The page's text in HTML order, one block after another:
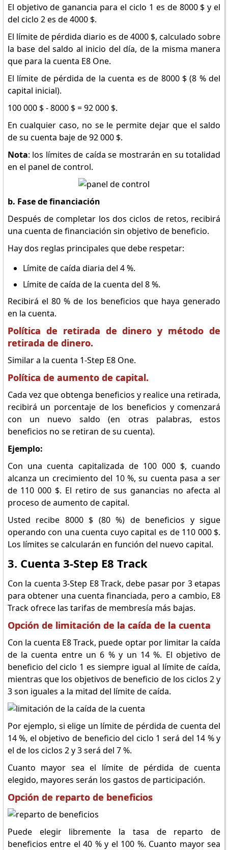
El objetivo de ganancia para el ciclo 1 es de 8000 $ y el
del ciclo 2 es de 4000 $.
El límite de pérdida diario es de 4000 $, calculado sobre
la base del saldo al inicio del día, de la misma manera
que para la cuenta E8 One.
El límite de pérdida de la cuenta es de 8000 $ (8 % del
capital inicial).
100 000 $ - 8000 $ = 92 000 $.
En cualquier caso, no se le permite dejar que el saldo
de su cuenta baje de 92 000 $.
Nota: los límites de caída se mostrarán en su totalidad
en el panel de control.
b. Fase de financiación
Después de completar los dos ciclos de retos, recibirá
una cuenta de financiación sin objetivo de beneficio.
Hay dos reglas principales que debe respetar:
Límite de caída diaria del 4 %.
Límite de caída de la cuenta del 8 %.
Recibirá el 80 % de los beneficios que haya generado
en la cuenta.
Política de retirada de dinero y método de
retirada de dinero.
Similar a la cuenta 1-Step E8 One.
Política de aumento de capital.
Cada vez que obtenga beneficios y realice una retirada,
recibirá un porcentaje de los beneficios y comenzará
con un nuevo saldo (en otras palabras, estos
beneficios no se retiran de su cuenta).
Ejemplo:
Con una cuenta capitalizada de 100 000 $, cuando
alcanza un crecimiento del 10 %, su cuenta pasa a ser
de 110 000 $. El retiro de sus ganancias no afecta al
proceso de aumento de capital.
Usted recibe 8000 $ (80 %) de beneficios y sigue
operando con una cuenta cuyo capital es de 110 000 $.
Los límites se calcularán en función del nuevo capital.
3. Cuenta 3-Step E8 Track
Con la cuenta 3-Step E8 Track, debe pasar por 3 etapas
para obtener una cuenta financiada, pero a cambio, E8
Track ofrece las tarifas de membresía más bajas.
Opción de limitación de la caída de la cuenta
Con la cuenta E8 Track, puede optar por limitar la caída
de la cuenta entre un 6 % y un 14 %. El objetivo de
beneficio del ciclo 1 es siempre igual al límite de caída,
mientras que los objetivos de beneficio de los ciclos 2 y
3 son iguales a la mitad del límite de caída.
Por ejemplo, si elige un límite de pérdida de cuenta del
14 %, el objetivo de beneficio del ciclo 1 será del 14 % y
el de los ciclos 2 y 3 será del 7 %.
Cuanto mayor sea el límite de pérdida de cuenta
elegido, mayores serán los gastos de participación.
Opción de reparto de beneficios
Puede elegir libremente la tasa de reparto de
beneficios entre el 40 % y el 100 %. Cuanto mayor sea